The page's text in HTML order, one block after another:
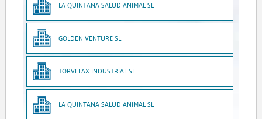
LA QUINTANA SALUD ANIMAL SL
GOLDEN VENTURE SL
TORVELAX INDUSTRIAL SL
LA QUINTANA SALUD ANIMAL SL